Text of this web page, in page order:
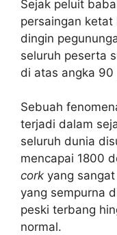
Sejak peluit
persaingan
dingin
seluruh peserta
di atas angka 90
Sebuah
terjadi dalam
seluruh dunia
mencapai 1800
cork yang
yang sempurna
peski terbang
normal.